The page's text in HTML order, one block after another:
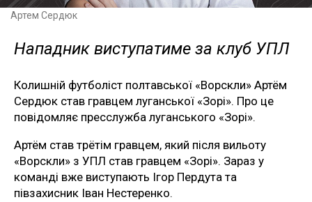
Артем Сердюк
Нападник виступатиме за клуб УПЛ
Колишній футболіст полтавської «Ворскли» Артём
Сердюк став гравцем луганської «Зорі». Про це
повідомляє пресслужба луганського «Зорі».
Артём став трётім гравцем, який після вильоту
«Ворскли» з УПЛ став гравцем «Зорі». Зараз у
команді вже виступають Ігор Пердута та
півзахисник Іван Нестеренко.